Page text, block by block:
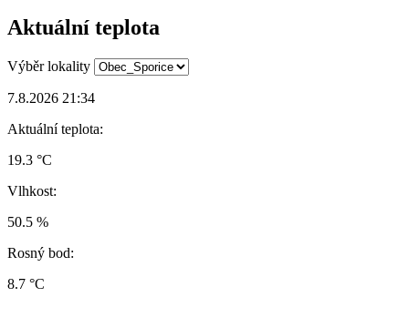
Aktuální teplota
Výběr lokality
7.8.2026 21:34
Aktuální teplota:
19.3 °C
Vlhkost:
50.5 %
Rosný bod:
8.7 °C